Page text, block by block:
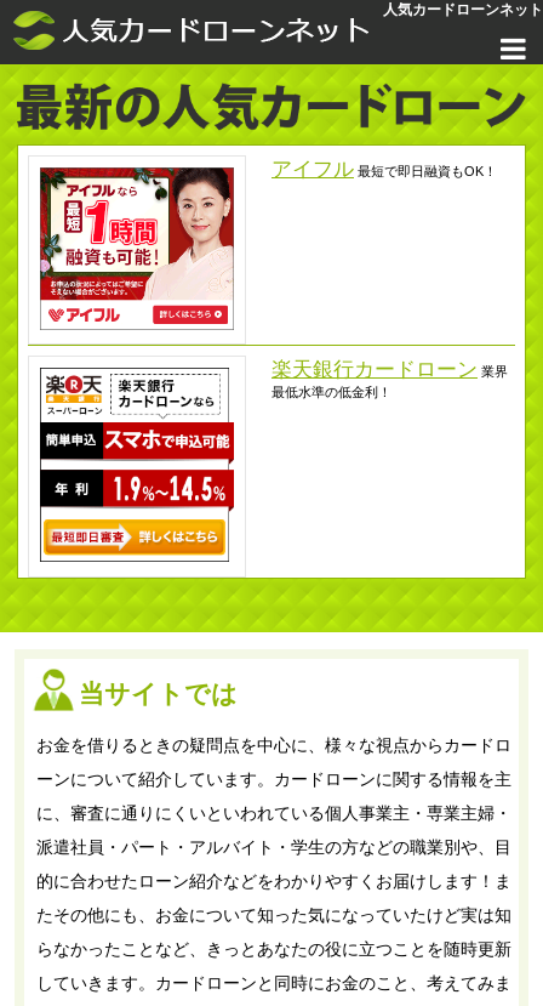
人気カードローンネット
アイフル 最短で即日融資もOK！
楽天銀行カードローン 業界
最低水準の低金利！
当サイトでは
お金を借りるときの疑問点を中心に、様々な視点からカードロ
ーンについて紹介しています。カードローンに関する情報を主
に、審査に通りにくいといわれている個人事業主・専業主婦・
派遣社員・パート・アルバイト・学生の方などの職業別や、目
的に合わせたローン紹介などをわかりやすくお届けします！ま
たその他にも、お金について知った気になっていたけど実は知
らなかったことなど、きっとあなたの役に立つことを随時更新
していきます。カードローンと同時にお金のこと、考えてみま